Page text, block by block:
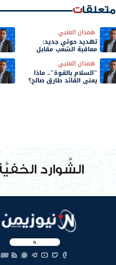
متعلقات
همدان العليي
تهديد حوثي جديد:
معاقبة الشعب مقابل
فيسبوك
همدان العليي
"السلام بالقوة".. ماذا
يعني القائد طارق صالح؟
EN